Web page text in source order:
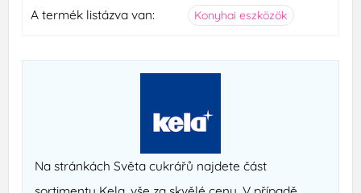
A termék listázva van: Konyhai eszközök
Na stránkách Světa cukrářů najdete část